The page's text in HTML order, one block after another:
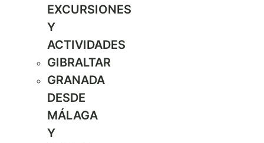
EXCURSIONES
Y
ACTIVIDADES
GIBRALTAR
GRANADA
DESDE
MÁLAGA
Y